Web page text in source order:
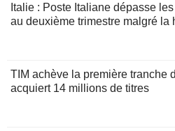
Italie : Poste Italiane dépasse
au deuxième trimestre malgré la
TIM achève la première tranche
acquiert 14 millions de titres